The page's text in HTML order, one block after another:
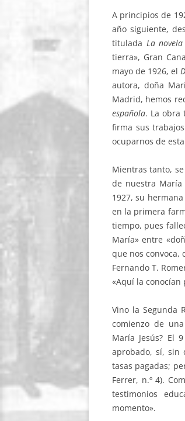
A principios de
año siguiente,
titulada La
tierra», Gran
mayo de 1926, el
autora, doña
Madrid, hemos
española. La obra
firma sus
ocuparnos de
Mientras tanto,
de nuestra María
1927, su
en la primera
tiempo, pues
María» entre
que nos convoca,
Fernando T.
«Aquí la conocían
Vino la Segunda
comienzo de
María Jesús? El
aprobado, sí, sin
tasas pagadas;
Ferrer, n.º 4).
testimonios
momento».